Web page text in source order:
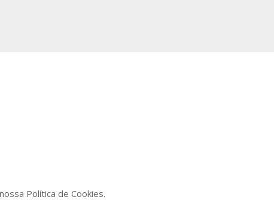
Política de Cookies.